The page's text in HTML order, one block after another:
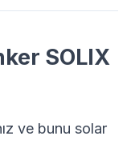
SOLIX
ve bunu solar